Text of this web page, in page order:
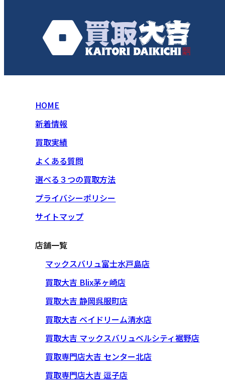
HOME
新着情報
買取実績
よくある質問
選べる３つの買取方法
プライバシーポリシー
サイトマップ
店舗一覧
マックスバリュ富士水戸島店
買取大吉 Blix茅ヶ崎店
買取大吉 静岡呉服町店
買取大吉 ベイドリーム清水店
買取大吉 マックスバリュベルシティ裾野店
買取専門店大吉 センター北店
買取専門店大吉 逗子店